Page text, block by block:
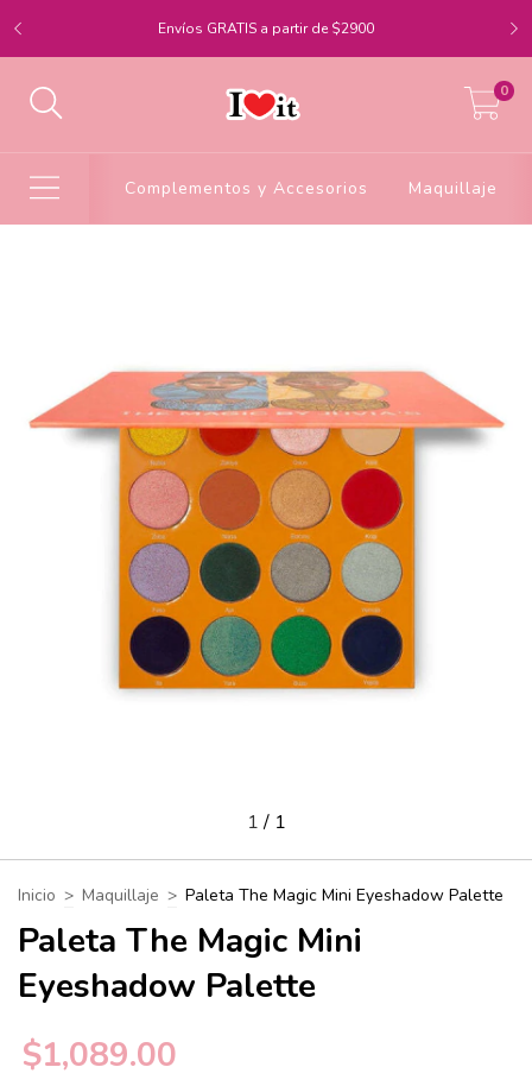
Envíos GRATIS a partir de $2900
0
Complementos y Accesorios Maquillaje
1/ 1
Inicio > Maquillaje > Paleta The Magic Mini Eyeshadow Palette
Paleta The Magic Mini
Eyeshadow Palette
$1,089.00